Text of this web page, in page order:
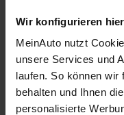
Wir konfigurieren
MeinAuto nutzt
unsere Services und
laufen. So können wir
behalten und Ihnen
personalisierte